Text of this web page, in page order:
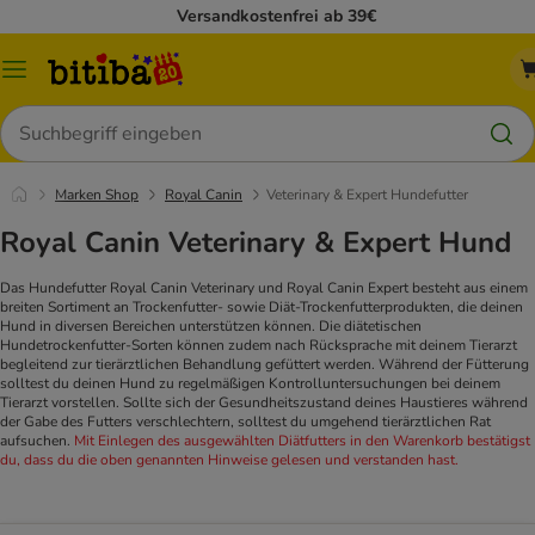
Versandkostenfrei ab 39€
Menü
Suchen
Marken Shop Royal Canin Veterinary & Expert Hundefutter
Royal Canin Veterinary & Expert Hund
Das Hundefutter Royal Canin Veterinary und Royal Canin Expert besteht aus einem
breiten Sortiment an Trockenfutter- sowie Diät-Trockenfutterprodukten, die deinen
Hund in diversen Bereichen unterstützen können. Die diätetischen
Hundetrockenfutter-Sorten können zudem nach Rücksprache mit deinem Tierarzt
begleitend zur tierärztlichen Behandlung gefüttert werden. Während der Fütterung
solltest du deinen Hund zu regelmäßigen Kontrolluntersuchungen bei deinem
Tierarzt vorstellen. Sollte sich der Gesundheitszustand deines Haustieres während
der Gabe des Futters verschlechtern, solltest du umgehend tierärztlichen Rat
aufsuchen. Mit Einlegen des ausgewählten Diätfutters in den Warenkorb bestätigst
du, dass du die oben genannten Hinweise gelesen und verstanden hast.